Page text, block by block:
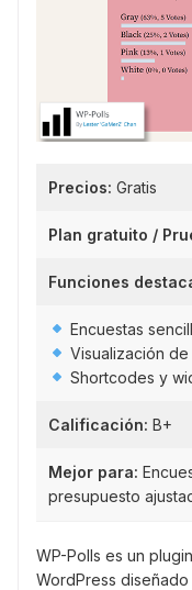
Precios: Gratis
Plan gratuito /
Funciones
Encuestas
Visualización
Shortcodes y
Calificación: B+
Mejor para:
presupuesto
WP-Polls es un
WordPress